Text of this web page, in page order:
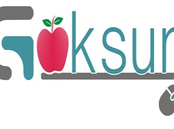
İlçe Jandarma Komutanı Karakaya’dan
Bertiz’in Yeni Köprüsünde Sona Doğru.